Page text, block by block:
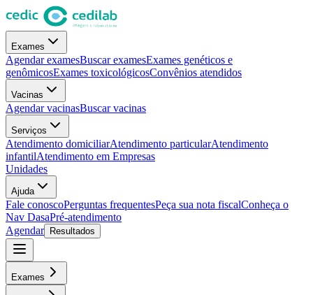
Exames
Agendar examesBuscar examesExames genéticos e
genômicosExames toxicológicosConvênios atendidos
Vacinas
Agendar vacinasBuscar vacinas
Serviços
Atendimento domiciliarAtendimento particularAtendimento
infantilAtendimento em Empresas
Unidades
Ajuda
Fale conoscoPerguntas frequentesPeça sua nota fiscalConheça o
Nav DasaPré-atendimento
Agendar
Resultados
Exames